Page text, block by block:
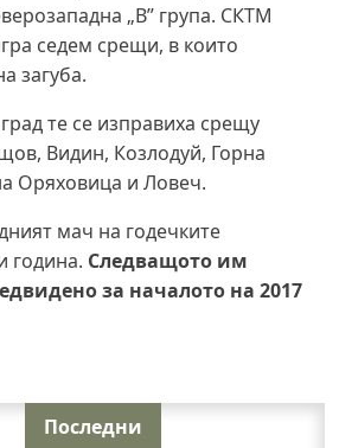
„В” група. СКТМ
седем срещи, в които
загуба.
те се изправиха срещу
Видин, Козлодуй, Горна
Оряховица и Ловеч.
мач на годечките
година. Следващото им
за началото на 2017
Последни